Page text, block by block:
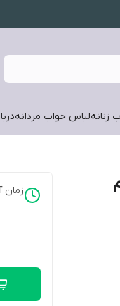
زنانهلباس خواب مردانه
زمان